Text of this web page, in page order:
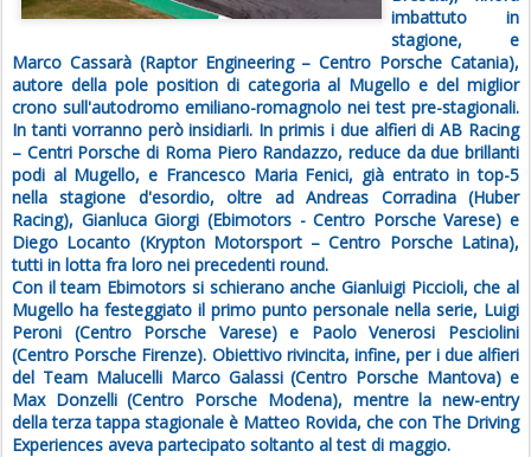
imbattuto in
stagione, e
Marco Cassarà (Raptor Engineering – Centro Porsche Catania),
autore della pole position di categoria al Mugello e del miglior
crono sull'autodromo emiliano-romagnolo nei test pre-stagionali.
In tanti vorranno però insidiarli. In primis i due alfieri di AB Racing
– Centri Porsche di Roma Piero Randazzo, reduce da due brillanti
podi al Mugello, e Francesco Maria Fenici, già entrato in top-5
nella stagione d'esordio, oltre ad Andreas Corradina (Huber
Racing), Gianluca Giorgi (Ebimotors - Centro Porsche Varese) e
Diego Locanto (Krypton Motorsport – Centro Porsche Latina),
tutti in lotta fra loro nei precedenti round.
Con il team Ebimotors si schierano anche Gianluigi Piccioli, che al
Mugello ha festeggiato il primo punto personale nella serie, Luigi
Peroni (Centro Porsche Varese) e Paolo Venerosi Pesciolini
(Centro Porsche Firenze). Obiettivo rivincita, infine, per i due alfieri
del Team Malucelli Marco Galassi (Centro Porsche Mantova) e
Max Donzelli (Centro Porsche Modena), mentre la new-entry
della terza tappa stagionale è Matteo Rovida, che con The Driving
Experiences aveva partecipato soltanto al test di maggio.